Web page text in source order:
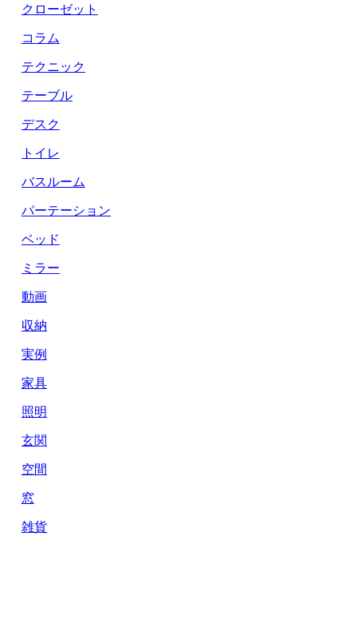
クローゼット
コラム
テクニック
テーブル
デスク
トイレ
バスルーム
パーテーション
ベッド
ミラー
動画
収納
実例
家具
照明
玄関
空間
窓
雑貨